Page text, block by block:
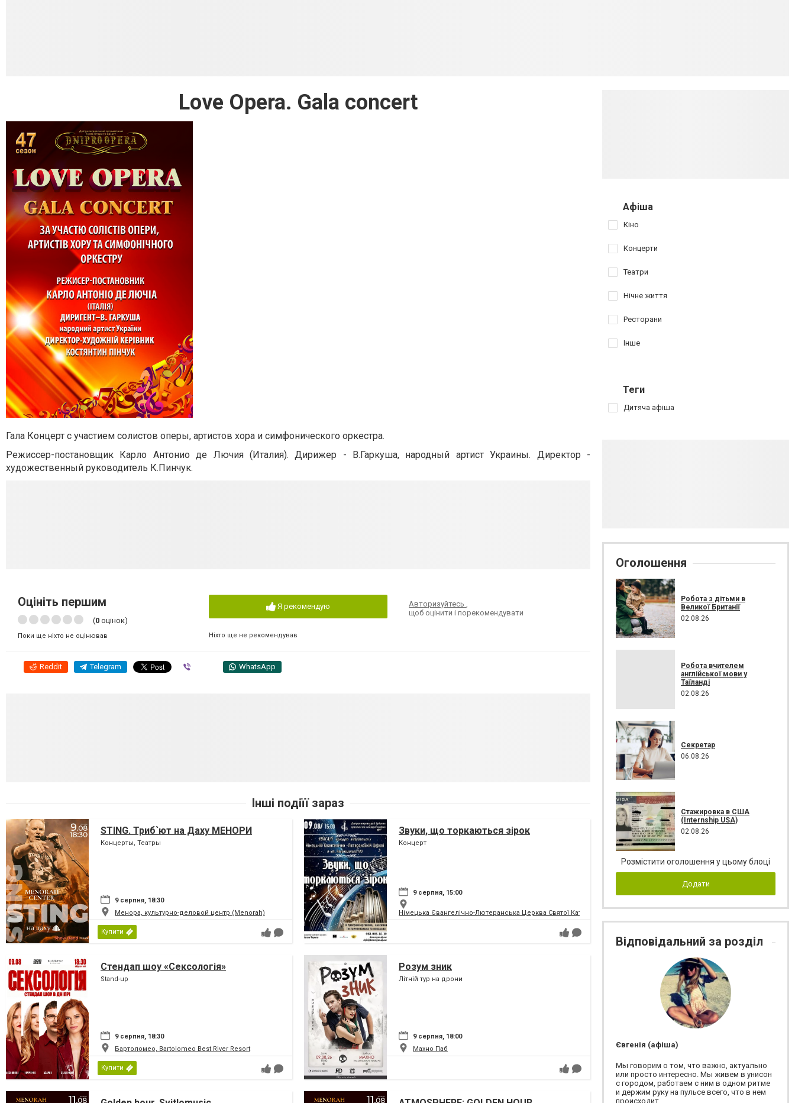
Love Opera. Gala concert
Гала Концерт с участием солистов оперы, артистов хора и симфонического оркестра.
Режиссер-постановщик Карло Антонио де Лючия (Италия). Дирижер - В.Гаркуша, народный артист Украины. Директор -
художественный руководитель К.Пинчук.
Оцініть першим
(0 оцінок)
Поки ще ніхто не оцінював
Я рекомендую
Ніхто ще не рекомендував
Авторизуйтесь
щоб оцінити і порекомендувати
Reddit Telegram WhatsApp
Інші подіїї зараз
STING. Триб`ют на Даху МЕНОРИ
Концерты, Театры
9 серпня, 18:30
Менора, культурно-деловой центр (Menorah)
Купити
Звуки, що торкаються зірок
Концерт
9 серпня, 15:00
Німецька Євангелічно-Лютеранська Церква Святої Катерини (Кірха Святої Катерини)
Стендап шоу «Сексологія»
Stand-up
9 серпня, 18:30
Бартоломео, Bartolomeo Best River Resort
Купити
Розум зник
Літній тур на дрони
9 серпня, 18:00
Махно Паб
Афіша
Кіно
Концерти
Театри
Нічне життя
Ресторани
Інше
Теги
Дитяча афіша
Оголошення
Робота з дітьми в
Великої Британії
02.08.26
Робота вчителем
англійської мови у
Таїланді
02.08.26
Секретар
06.08.26
Стажировка в США
(Internship USA)
02.08.26
Розмістити оголошення у цьому блоці
Додати
Відповідальний за розділ
Євгенія (афіша)
Мы говорим о том, что важно, актуально
или просто интересно. Мы живем в унисон
с городом, работаем с ним в одном ритме
и держим руку на пульсе всего, что в нем
происходит.